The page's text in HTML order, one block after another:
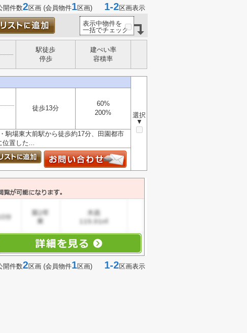
開件数2区画 (会員物件1区画) 1-2区画表示
表示中物件を
一括でチェック
駅徒歩
停歩
建ぺい率
容積率
選択
▼
徒歩13分
60%
200%
駒場東大前駅から徒歩約17分、田園都市
位置した...
開件数2区画 (会員物件1区画) 1-2区画表示